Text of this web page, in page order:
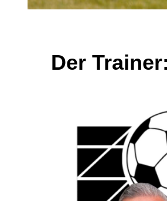
Der